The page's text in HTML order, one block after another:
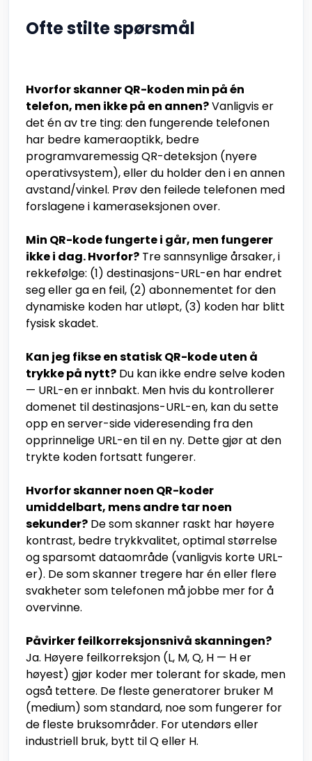
Ofte stilte spørsmål
Hvorfor skanner QR-koden min på én
telefon, men ikke på en annen?Vanligvis er
det én av tre ting: den fungerende telefonen
har bedre kameraoptikk, bedre
programvaremessig QR-deteksjon (nyere
operativsystem), eller du holder den i en annen
avstand/vinkel. Prøv den feilede telefonen med
forslagene i kameraseksjonen over.
Min QR-kode fungerte i går, men fungerer
ikke i dag. Hvorfor? Tre sannsynlige årsaker, i
rekkefølge: (1) destinasjons-URL-en har endret
seg eller ga en feil, (2) abonnementet for den
dynamiske koden har utløpt, (3) koden har blitt
fysisk skadet.
Kan jeg fikse en statisk QR-kode uten å
trykke på nytt? Du kan ikke endre selve koden
— URL-en er innbakt. Men hvis du kontrollerer
domenet til destinasjons-URL-en, kan du sette
opp en server-side videresending fra den
opprinnelige URL-en til en ny. Dette gjør at den
trykte koden fortsatt fungerer.
Hvorfor skanner noen QR-koder
umiddelbart, mens andre tar noen
sekunder? De som skanner raskt har høyere
kontrast, bedre trykkvalitet, optimal størrelse
og sparsomt dataområde (vanligvis korte URL-
er). De som skanner tregere har én eller flere
svakheter som telefonen må jobbe mer for å
overvinne.
Påvirker feilkorreksjonsnivå skanningen?
Ja. Høyere feilkorreksjon (L, M, Q, H — H er
høyest) gjør koder mer tolerant for skade, men
også tettere. De fleste generatorer bruker M
(medium) som standard, noe som fungerer for
de fleste bruksområder. For utendørs eller
industriell bruk, bytt til Q eller H.